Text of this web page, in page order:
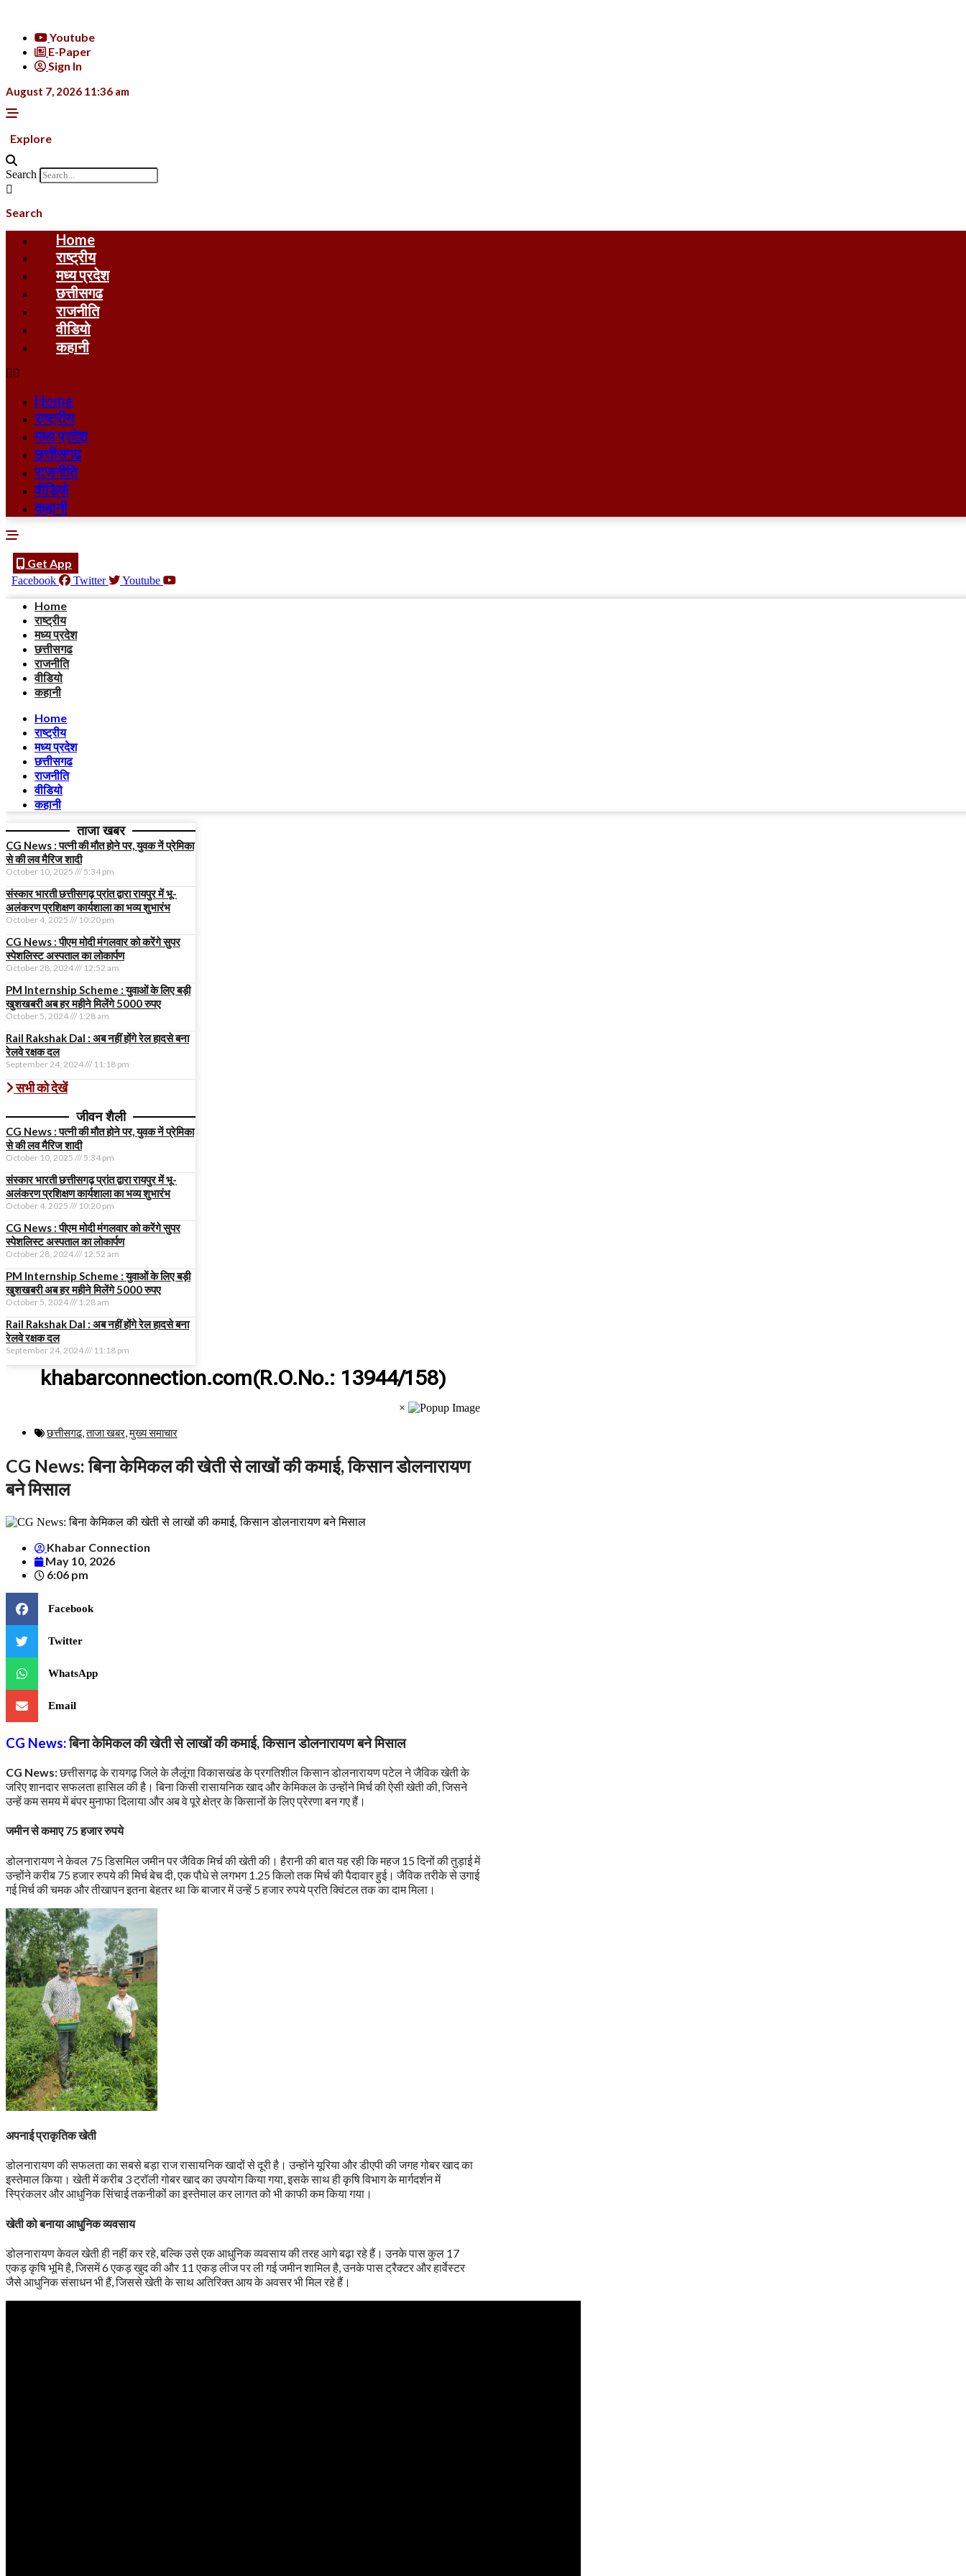
content
Youtube
E-Paper
Sign In
August 7, 2026 11:36 am
Explore
Search
Search
Home
राष्ट्रीय
मध्य प्रदेश
छत्तीसगढ
राजनीति
वीडियो
कहानी
Home
राष्ट्रीय
मध्य प्रदेश
छत्तीसगढ
राजनीति
वीडियो
कहानी
Get App
Facebook Twitter Youtube
Home
राष्ट्रीय
मध्य प्रदेश
छत्तीसगढ
राजनीति
वीडियो
कहानी
Home
राष्ट्रीय
मध्य प्रदेश
छत्तीसगढ
राजनीति
वीडियो
कहानी
ताजा खबर
CG News : पत्नी की मौत होने पर, युवक नें प्रेमिका
से की लव मैरिज शादी
October 10, 2025 5:34 pm
संस्कार भारती छत्तीसगढ़ प्रांत द्वारा रायपुर में भू-
अलंकरण प्रशिक्षण कार्यशाला का भव्य शुभारंभ
October 4, 2025 10:20 pm
CG News : पीएम मोदी मंगलवार को करेंगे सुपर
स्पेशलिस्ट अस्पताल का लोकार्पण
October 28, 2024 12:52 am
PM Internship Scheme : युवाओं के लिए बड़ी
खुशखबरी अब हर महीने मिलेंगे 5000 रुपए
October 5, 2024 1:28 am
Rail Rakshak Dal : अब नहीं होंगे रेल हादसे बना
रेलवे रक्षक दल
September 24, 2024 11:18 pm
सभी को देखें
जीवन शैली
CG News : पत्नी की मौत होने पर, युवक नें प्रेमिका
से की लव मैरिज शादी
October 10, 2025 5:34 pm
संस्कार भारती छत्तीसगढ़ प्रांत द्वारा रायपुर में भू-
अलंकरण प्रशिक्षण कार्यशाला का भव्य शुभारंभ
October 4, 2025 10:20 pm
CG News : पीएम मोदी मंगलवार को करेंगे सुपर
स्पेशलिस्ट अस्पताल का लोकार्पण
October 28, 2024 12:52 am
PM Internship Scheme : युवाओं के लिए बड़ी
खुशखबरी अब हर महीने मिलेंगे 5000 रुपए
October 5, 2024 1:28 am
Rail Rakshak Dal : अब नहीं होंगे रेल हादसे बना
रेलवे रक्षक दल
September 24, 2024 11:18 pm
khabarconnection.com(R.O.No.: 13944/158)
×
छत्तीसगढ,ताजा खबर,मुख्य समाचार​
CG News: बिना केमिकल की खेती से लाखों की कमाई, किसान डोलनारायण
बने मिसाल
Khabar Connection
May 10, 2026
6:06 pm
Facebook
Twitter
WhatsApp
Email
CG News:बिना केमिकल की खेती से लाखों की कमाई, किसान डोलनारायण बने मिसाल
CG News:छत्तीसगढ़ के रायगढ़ जिले के लैलूंगा विकासखंड के प्रगतिशील किसान डोलनारायण पटेल ने जैविक खेती के
जरिए शानदार सफलता हासिल की है। बिना किसी रासायनिक खाद और केमिकल के उन्होंने मिर्च की ऐसी खेती की, जिसने
उन्हें कम समय में बंपर मुनाफा दिलाया और अब वे पूरे क्षेत्र के किसानों के लिए प्रेरणा बन गए हैं।
जमीन से कमाए 75 हजार रुपये
डोलनारायण ने केवल 75 डिसमिल जमीन पर जैविक मिर्च की खेती की। हैरानी की बात यह रही कि महज 15 दिनों की तुड़ाई में
उन्होंने करीब 75 हजार रुपये की मिर्च बेच दी, एक पौधे से लगभग 1.25 किलो तक मिर्च की पैदावार हुई। जैविक तरीके से उगाई
गई मिर्च की चमक और तीखापन इतना बेहतर था कि बाजार में उन्हें 5 हजार रुपये प्रति क्विंटल तक का दाम मिला।
अपनाई प्राकृतिक खेती
डोलनारायण की सफलता का सबसे बड़ा राज रासायनिक खादों से दूरी है। उन्होंने यूरिया और डीएपी की जगह गोबर खाद का
इस्तेमाल किया। खेती में करीब 3 ट्रॉली गोबर खाद का उपयोग किया गया, इसके साथ ही कृषि विभाग के मार्गदर्शन में
स्प्रिंकलर और आधुनिक सिंचाई तकनीकों का इस्तेमाल कर लागत को भी काफी कम किया गया।
खेती को बनाया आधुनिक व्यवसाय
डोलनारायण केवल खेती ही नहीं कर रहे, बल्कि उसे एक आधुनिक व्यवसाय की तरह आगे बढ़ा रहे हैं। उनके पास कुल 17
एकड़ कृषि भूमि है, जिसमें 6 एकड़ खुद की और 11 एकड़ लीज पर ली गई जमीन शामिल है, उनके पास ट्रैक्टर और हार्वेस्टर
जैसे आधुनिक संसाधन भी हैं, जिससे खेती के साथ अतिरिक्त आय के अवसर भी मिल रहे हैं।